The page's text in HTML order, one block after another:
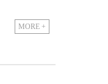
MORE +